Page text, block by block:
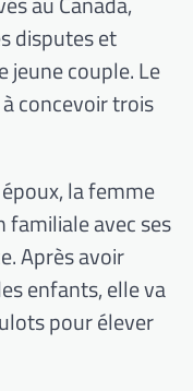
disputes et
jeune couple. Le
concevoir trois
la femme
familiale avec ses
Après avoir
enfants, elle va
pour élever